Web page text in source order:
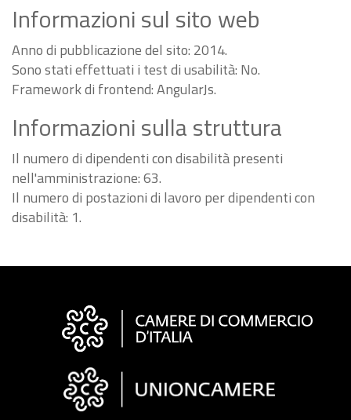
Informazioni sul sito web
Anno di pubblicazione del sito: 2014.
Sono stati effettuati i test di usabilità: No.
Framework di frontend: AngularJs.
Informazioni sulla struttura
Il numero di dipendenti con disabilità presenti
nell'amministrazione: 63.
Il numero di postazioni di lavoro per dipendenti con
disabilità: 1.
Informazioni
"Fattura